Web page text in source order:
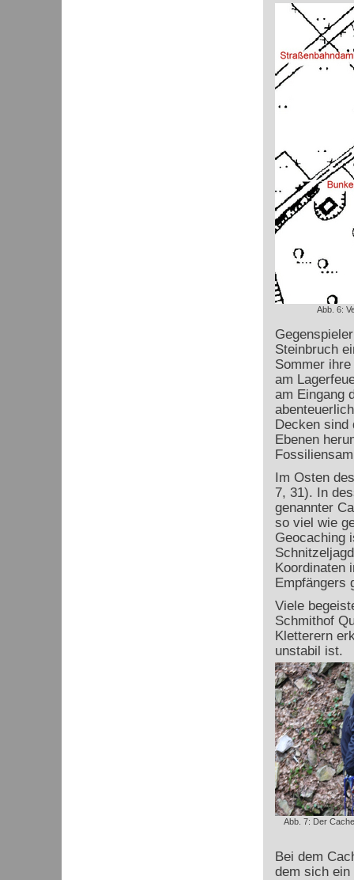
Abb. 6:
Steinbruch
Sommer
am
am Eingang
Decken sind
Ebenen
Im Osten
7, 31). In
genannter
so viel wie
Geocaching
Koordinaten
Empfängers
Viele
Schmithof
Kletterern
unstabil ist.
Abb. 7: Der
Bei dem
dem sich ein